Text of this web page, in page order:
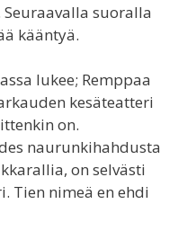
suoralla
kääntyä.
lukee; Remppaa
kesäteatteri
on.
naurunkihahdusta
on selvästi
Tien nimeä en ehdi